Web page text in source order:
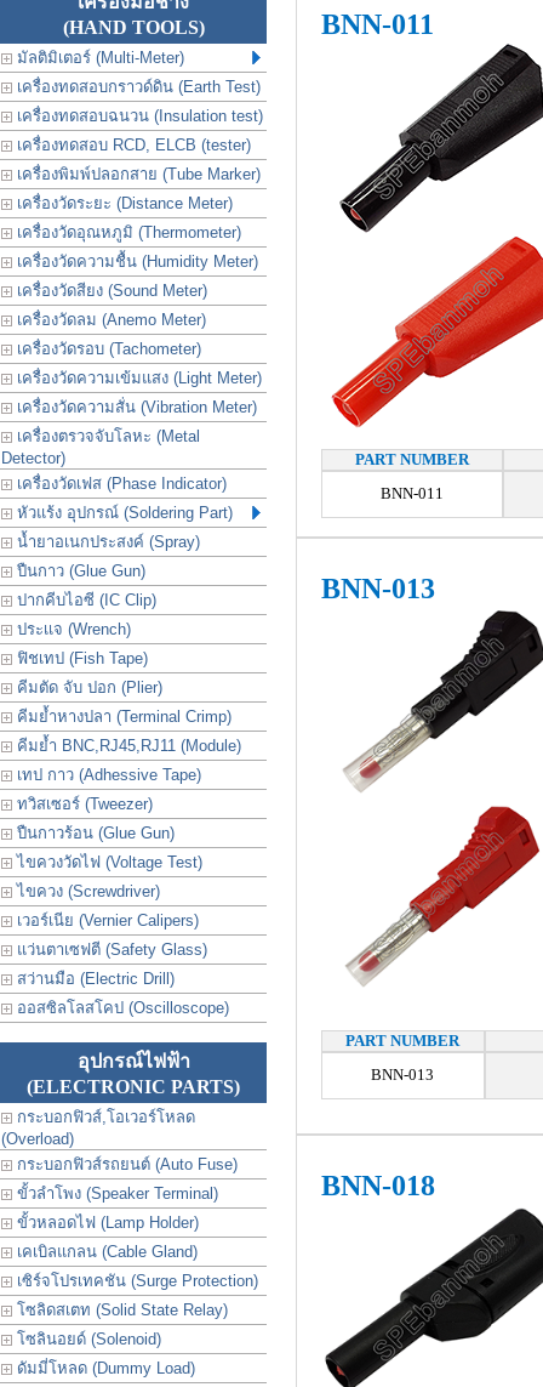
(HAND TOOLS)
มัลติมิเตอร์ (Multi-Meter)
เครื่องทดสอบกราวด์ดิน (Earth Test)
เครื่องทดสอบฉนวน (Insulation test)
เครื่องทดสอบ RCD, ELCB (tester)
เครื่องพิมพ์ปลอกสาย (Tube Marker)
เครื่องวัดระยะ (Distance Meter)
เครื่องวัดอุณหภูมิ (Thermometer)
เครื่องวัดความชื้น (Humidity Meter)
เครื่องวัดสียง (Sound Meter)
เครื่องวัดลม (Anemo Meter)
เครื่องวัดรอบ (Tachometer)
เครื่องวัดความเข้มแสง (Light Meter)
เครื่องวัดความสั่น (Vibration Meter)
เครื่องตรวจจับโลหะ (Metal
Detector)
เครื่องวัดเฟส (Phase Indicator)
หัวแร้ง อุปกรณ์ (Soldering Part)
น้ำยาอเนกประสงค์ (Spray)
ปืนกาว (Glue Gun)
ปากคีบไอซี (IC Clip)
ประเเจ (Wrench)
ฟิชเทป (Fish Tape)
คีมตัด จับ ปอก (Plier)
คีมย้ำหางปลา (Terminal Crimp)
คีมย้ำ BNC,RJ45,RJ11 (Module)
เทป กาว (Adhessive Tape)
ทวิสเซอร์ (Tweezer)
ปืนกาวร้อน (Glue Gun)
ไขควงวัดไฟ (Voltage Test)
ไขควง (Screwdriver)
เวอร์เนีย (Vernier Calipers)
แว่นตาเซฟตี (Safety Glass)
สว่านมือ (Electric Drill)
ออสซิลโลสโคป (Oscilloscope)
อุปกรณ์ไฟฟ้า
(ELECTRONIC PARTS)
กระบอกฟิวส์,โอเวอร์โหลด
(Overload)
กระบอกฟิวส์รถยนต์ (Auto Fuse)
ขั้วลำโพง (Speaker Terminal)
ขั้วหลอดไฟ (Lamp Holder)
เคเบิลแกลน (Cable Gland)
เซิร์จโปรเทคชัน (Surge Protection)
โซลิดสเตท (Solid State Relay)
โซลินอยด์ (Solenoid)
ดัมมี่โหลด (Dummy Load)
BNN-011
PART NUMBER
BNN-011
BNN-013
PART NUMBER
BNN-013
BNN-018